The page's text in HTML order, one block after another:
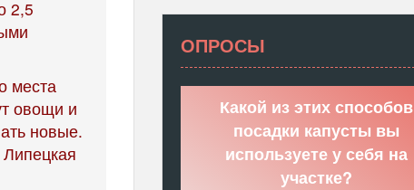
2,5
места
овощи и
новые.
ОПРОСЫ
Какой из этих способов
посадки капусты вы
используете у себя на
участке?